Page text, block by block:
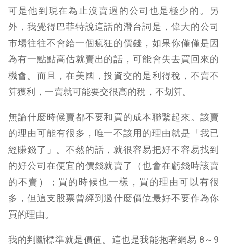
可是他到現在為止沒賣過的公司也是極少的。另
外，我覺得巴菲特說這話的潛台詞是，偉大的公司
市場往往不會給一個瘋狂的價錢，如果你僅僅是因
為有一點點高估就賣出的話，可能會失去買回來的
機會。而且，在美國，投資交的是利得稅，不賣不
算獲利，一賣就可能要交很高的稅，不划算。
無論什麼時候賣都不要和買的成本聯繫起來。該賣
的理由可能有很多，唯一不該用的理由就是「我已
經賺錢了」。不然的話，就很容易把好不容易找到
的好公司在便宜的價錢就賣了（也會在虧錢時該賣
的不賣）；買的時候也一樣，買的理由可以有很
多，但這支股票曾經到過什麼價位最好不要作為你
買的理由。
我的判斷標準就是價值。這也是我能抱著網易 8～9